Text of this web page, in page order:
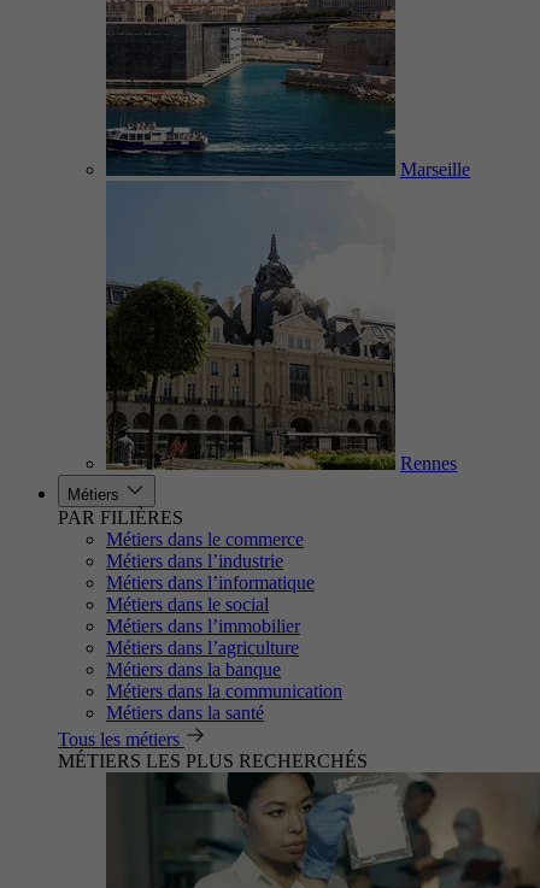
Marseille
Rennes
Métiers
PAR FILIÈRES
Métiers dans le commerce
Métiers dans l’industrie
Métiers dans l’informatique
Métiers dans le social
Métiers dans l’immobilier
Métiers dans l’agriculture
Métiers dans la banque
Métiers dans la communication
Métiers dans la santé
Tous les métiers
MÉTIERS LES PLUS RECHERCHÉS